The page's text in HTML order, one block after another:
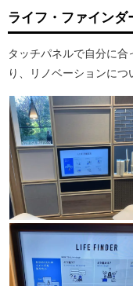
ライフ・ファインダ
タッチパネルで自分に
り、リノベーションにつ